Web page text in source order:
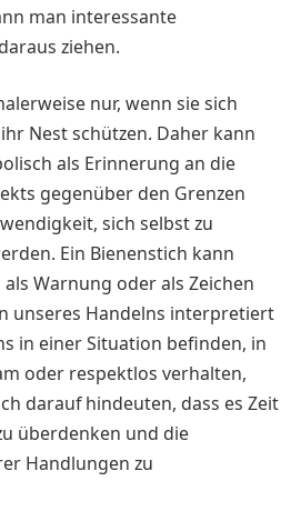
man interessante
ziehen.
nur, wenn sie sich
Nest schützen. Daher kann
als Erinnerung an die
gegenüber den Grenzen
sich selbst zu
Ein Bienenstich kann
Warnung oder als Zeichen
unseres Handelns interpretiert
in einer Situation befinden, in
oder respektlos verhalten,
darauf hindeuten, dass es Zeit
überdenken und die
Handlungen zu